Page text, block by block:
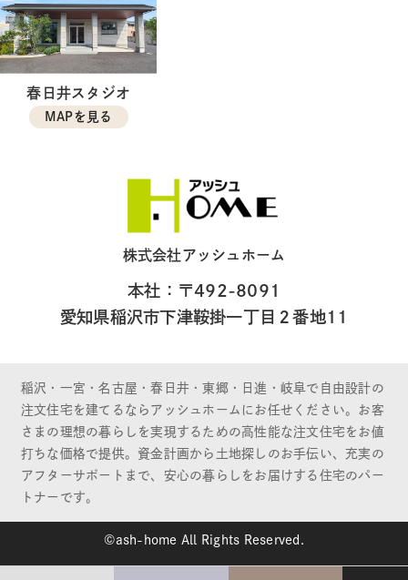
春日井スタジオ
MAPを見る
株式会社アッシュホーム
本社：〒492-8091
愛知県稲沢市下津鞍掛一丁目２番地11
稲沢・一宮・名古屋・春日井・東郷・日進・岐阜で自由設計の
注文住宅を建てるならアッシュホームにお任せください。お客
さまの理想の暮らしを実現するための高性能な注文住宅をお値
打ちな価格で提供。資金計画から土地探しのお手伝い、充実の
アフターサポートまで、安心の暮らしをお届けする住宅のパー
トナーです。
©ash-home All Rights Reserved.